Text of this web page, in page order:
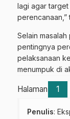
lagi agar
perencanaan,”
Selain
pentingnya
pelaksanaan
menumpuk di
Halaman 1
Penulis: